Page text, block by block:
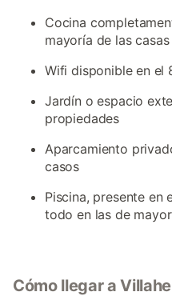
Cocina
mayoría de las casas
Wifi disponible en el
Jardín o espacio
propiedades
Aparcamiento
casos
Piscina, presente en
todo en las de
Cómo llegar a